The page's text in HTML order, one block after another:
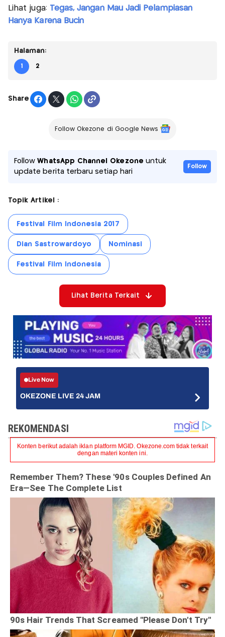
Lihat juga: Tegas, Jangan Mau Jadi Pelampiasan
Hanya Karena Bucin
Halaman:
1 2
Share
Follow Okezone di Google News
FollowWhatsApp Channel Okezone untuk
update berita terbaru setiap hari
Follow
Topik Artikel :
Festival Film Indonesia 2017
Dian Sastrowardoyo Nominasi
Festival Film Indonesia
Lihat Berita Terkait
Live Now
OKEZONE LIVE 24 JAM